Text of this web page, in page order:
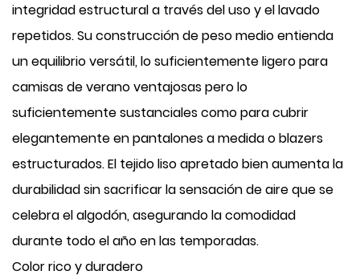
integridad estructural a través del uso y el lavado
repetidos. Su construcción de peso medio entienda
un equilibrio versátil, lo suficientemente ligero para
camisas de verano ventajosas pero lo
suficientemente sustanciales como para cubrir
elegantemente en pantalones a medida o blazers
estructurados. El tejido liso apretado bien aumenta la
durabilidad sin sacrificar la sensación de aire que se
celebra el algodón, asegurando la comodidad
durante todo el año en las temporadas.
Color rico y duradero